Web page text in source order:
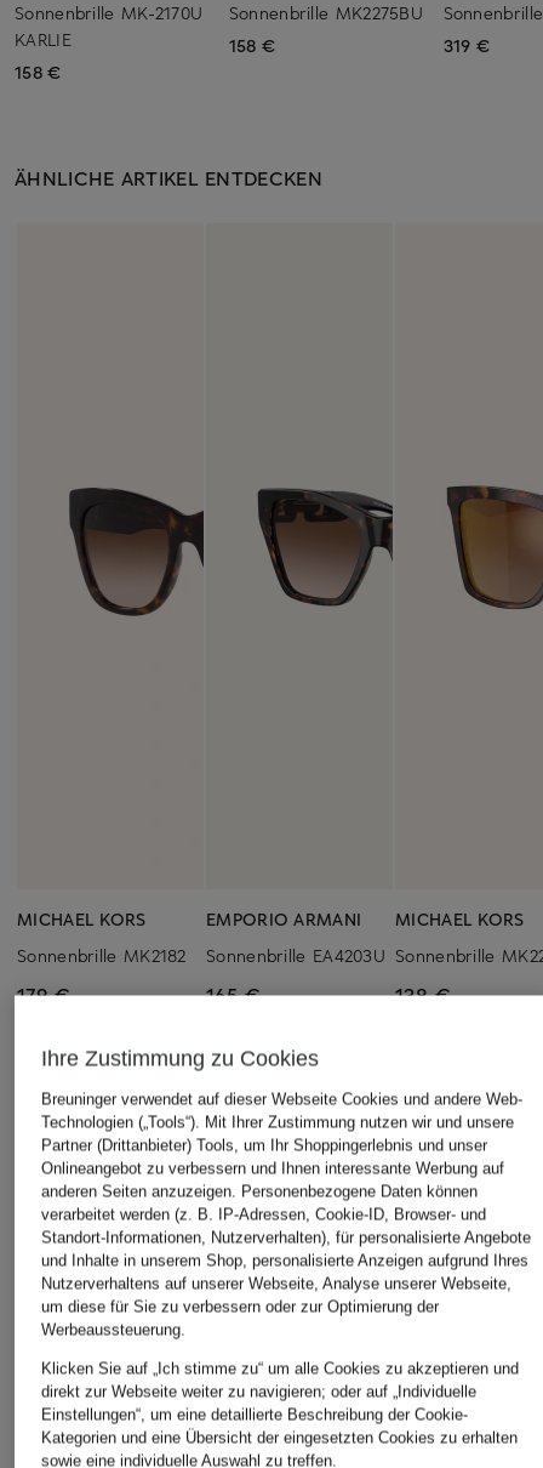
Sonnenbrille MK-2170U
KARLIE
158 €
Sonnenbrille MK2275BU
158 €
319 €
ÄHNLICHE ARTIKEL ENTDECKEN
MICHAEL KORS
Sonnenbrille MK2182
179 €
EMPORIO ARMANI
Sonnenbrille EA4203U
165 €
MICHAEL KORS
Sonnenbrille
138 €
Weitere Kategorien
Michael Kors Geldbörsen
Michael Kors
Handtaschen
Michael Kors JET SET
Michael Kors Pumps
Michael Kors Sale
Michael Kors Sandalen
Michael Kors Schuhe
Michael Kors
Sonnenbrillen
Michael Kors Taschen
Ihre Zustimmung zu Cookies
Breuninger verwendet auf dieser Webseite Cookies und andere Web-
Technologien („Tools“). Mit Ihrer Zustimmung nutzen wir und unsere
Partner (Drittanbieter) Tools, um Ihr Shoppingerlebnis und unser
Onlineangebot zu verbessern und Ihnen interessante Werbung auf
anderen Seiten anzuzeigen. Personenbezogene Daten können
verarbeitet werden (z. B. IP-Adressen, Cookie-ID, Browser- und
Standort-Informationen, Nutzerverhalten), für personalisierte Angebote
und Inhalte in unserem Shop, personalisierte Anzeigen aufgrund Ihres
Nutzerverhaltens auf unserer Webseite, Analyse unserer Webseite,
um diese für Sie zu verbessern oder zur Optimierung der
Werbeaussteuerung.
Klicken Sie auf „Ich stimme zu“ um alle Cookies zu akzeptieren und
direkt zur Webseite weiter zu navigieren; oder auf „Individuelle
Einstellungen“, um eine detaillierte Beschreibung der Cookie-
Kategorien und eine Übersicht der eingesetzten Cookies zu erhalten
sowie eine individuelle Auswahl zu treffen.